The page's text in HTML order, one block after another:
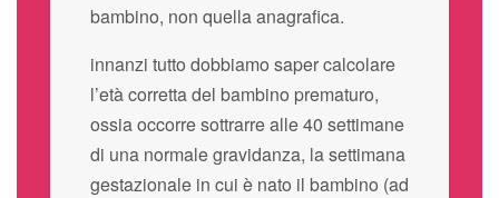
bambino, non quella anagrafica.
innanzi tutto dobbiamo saper calcolare
l’età corretta del bambino prematuro,
ossia occorre sottrarre alle 40 settimane
di una normale gravidanza, la settimana
gestazionale in cui è nato il bambino (ad